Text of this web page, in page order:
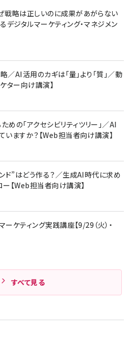
アンアン)2026/07/08号
成果を最大化する ルールのデザイン
ンキングをもっと見る
やすい ガイド枠付き いPhone17 (6.3
) 対応 2枚セット DSP25F1698
ワイヤレスイヤホン/アクティブノイズキャ
PSE技術基準適合】ブラック
ブル Anker絡まないケーブル 240W 結
ンド付き USB PD対応 シリコン素材採用
17 / 16 / 15 / Galaxy iPad Pro
Pro/Air 各種対応 (1.8m ミッドナ
PowerLine III Flow USB-C & USB-
Pro/Air 各種対応 (1.8m ミッドナ
ック)
ロ 生ビール 黒ラベル 350ml 缶 24本
戦略は正しいのに成果があがらない
デジタルマーケティング・マネジメン
／AI活用のカギは「量」より「質」／動
ター向け講演】
めの「アクセシビリティツリー」／AI
いますか？【Web担当者向け講演】
ド”はどう作る？／生成AI時代に求め
【Web担当者向け講演】
ティング実践講座【9/29（火）・
すべて見る